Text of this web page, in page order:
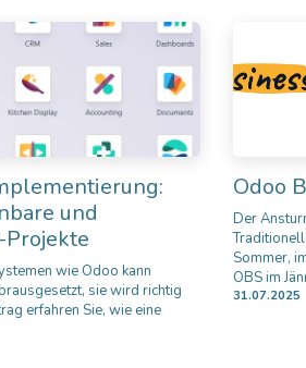
und
Projekte
wie Odoo kann
sie wird richtig
erfahren Sie, wie eine
Odoo
Der
Sommer,
OBS im
31.07.2025